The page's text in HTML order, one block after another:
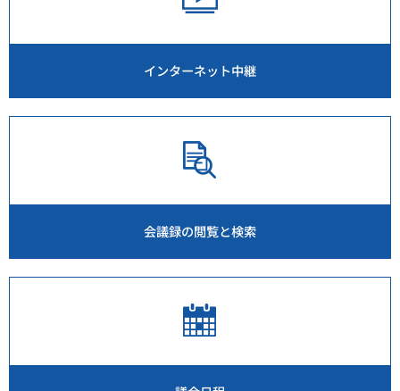
インターネット中継
会議録の閲覧と検索